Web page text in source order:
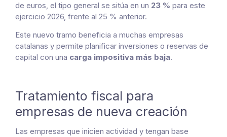
de euros, el tipo general se sitúa en un 23 % para este
ejercicio 2026, frente al 25 % anterior.
Este nuevo tramo beneficia a muchas empresas
catalanas y permite planificar inversiones o reservas de
capital con una carga impositiva más baja.
Tratamiento fiscal para
empresas de nueva creación
Las empresas que inicien actividad y tengan base